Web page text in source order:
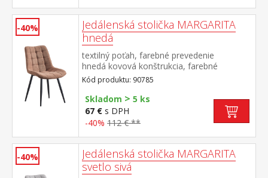
-40%
Jedálenská stolička MARGARITA
hnedá
textilný poťah, farebné prevedenie
hnedá kovová konštrukcia, farebné
prevedenie čierna výška sedu 49
cm odporúčaná nosnosť do 130 kg
Kód produktu: 90785
Skladom > 5 ks
67 € s DPH
-40% 112 € **
-40%
Jedálenská stolička MARGARITA
svetlo sivá